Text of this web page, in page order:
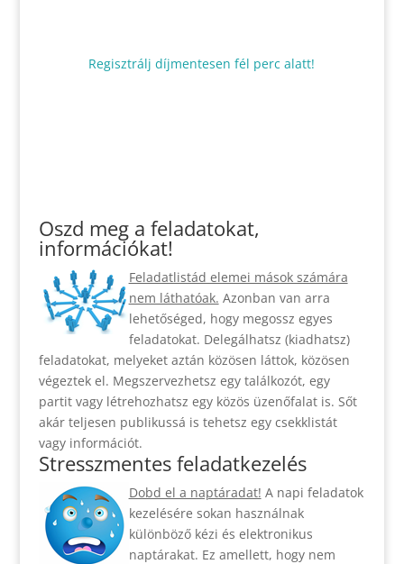
Regisztrálj díjmentesen fél perc alatt!
Oszd meg a feladatokat,
információkat!
Feladatlistád elemei mások számára
nem láthatóak. Azonban van arra
lehetőséged, hogy megossz egyes
feladatokat. Delegálhatsz (kiadhatsz)
feladatokat, melyeket aztán közösen láttok, közösen
végeztek el. Megszervezhetsz egy találkozót, egy
partit vagy létrehozhatsz egy közös üzenőfalat is. Sőt
akár teljesen publikussá is tehetsz egy csekklistát
vagy információt.
Stresszmentes feladatkezelés
Dobd el a naptáradat! A napi feladatok
kezelésére sokan használnak
különböző kézi és elektronikus
naptárakat. Ez amellett, hogy nem